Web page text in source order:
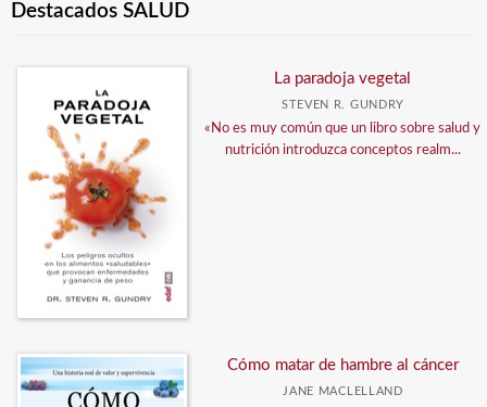
Destacados SALUD
La paradoja vegetal
STEVEN R. GUNDRY
«No es muy común que un libro sobre salud y
nutrición introduzca conceptos realm...
Cómo matar de hambre al cáncer
JANE MACLELLAND